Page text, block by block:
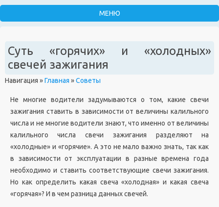
Суть «горячих» и «холодных»
свечей зажигания
Навигация »Главная »Советы
Не многие водители задумываются о том, какие свечи
зажигания ставить в зависимости от величины калильного
числа и не многие водители знают, что именно от величины
калильного числа свечи зажигания разделяют на
«холодные» и «горячие». А это не мало важно знать, так как
в зависимости от эксплуатации в разные времена года
необходимо и ставить соответствующие свечи зажигания.
Но как определить какая свеча «холодная» и какая свеча
«горячая»? И в чем разница данных свечей.